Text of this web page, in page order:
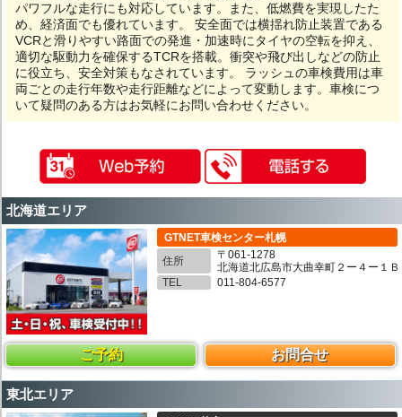
パワフルな走行にも対応しています。また、低燃費を実現したた
め、経済面でも優れています。 安全面では横揺れ防止装置である
VCRと滑りやすい路面での発進・加速時にタイヤの空転を抑え、
適切な駆動力を確保するTCRを搭載。衝突や飛び出しなどの防止
に役立ち、安全対策もなされています。 ラッシュの車検費用は車
両ごとの走行年数や走行距離などによって変動します。車検につ
いて疑問のある方はお気軽にお問い合わせください。
北海道エリア
GTNET車検センター札幌
住所
〒061-1278
北海道北広島市大曲幸町２ー４ー１Ｂ
TEL
011-804-6577
ご予約 お問合せ
東北エリア